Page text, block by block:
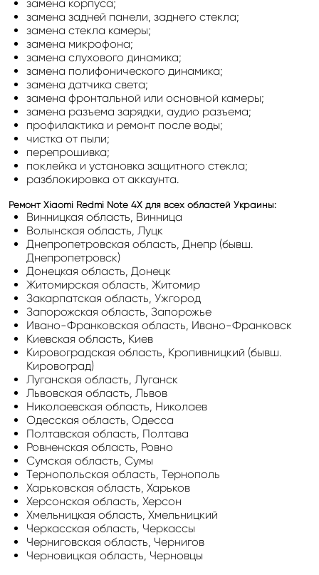
замена корпуса;
замена задней панели, заднего стекла;
замена стекла камеры;
замена микрофона;
замена слухового динамика;
замена полифонического динамика;
замена датчика света;
замена фронтальной или основной камеры;
замена разъема зарядки, аудио разъема;
профилактика и ремонт после воды;
чистка от пыли;
перепрошивка;
поклейка и установка защитного стекла;
разблокировка от аккаунта.
Ремонт Xiaomi Redmi Note 4X для всех областей Украины:
Винницкая область, Винница
Волынская область, Луцк
Днепропетровская область, Днепр (бывш.
Днепропетровск)
Донецкая область, Донецк
Житомирская область, Житомир
Закарпатская область, Ужгород
Запорожская область, Запорожье
Ивано-Франковская область, Ивано-Франковск
Киевская область, Киев
Кировоградская область, Кропивницкий (бывш.
Кировоград)
Луганская область, Луганск
Львовская область, Львов
Николаевская область, Николаев
Одесская область, Одесса
Полтавская область, Полтава
Ровненская область, Ровно
Сумская область, Сумы
Тернопольская область, Тернополь
Харьковская область, Харьков
Херсонская область, Херсон
Хмельницкая область, Хмельницкий
Черкасская область, Черкассы
Черниговская область, Чернигов
Черновицкая область, Черновцы